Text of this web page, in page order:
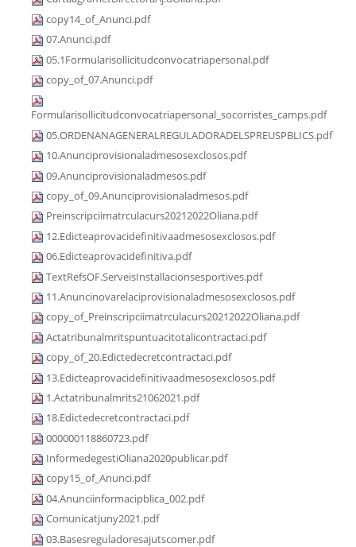
copy14_of_Anunci.pdf
07.Anunci.pdf
05.1Formularisollicitudconvocatriapersonal.pdf
copy_of_07.Anunci.pdf
Formularisollicitudconvocatriapersonal_socorristes_camps.pdf
05.ORDENANAGENERALREGULADORADELSPREUSPBLICS.pdf
10.Anunciprovisionaladmesosexclosos.pdf
09.Anunciprovisionaladmesos.pdf
copy_of_09.Anunciprovisionaladmesos.pdf
Preinscripciimatrculacurs20212022Oliana.pdf
12.Edicteaprovacidefinitivaadmesosexclosos.pdf
06.Edicteaprovacidefinitiva.pdf
TextRefsOF.ServeisInstallacionsesportives.pdf
11.Anuncinovarelaciprovisionaladmesosexclosos.pdf
copy_of_Preinscripciimatrculacurs20212022Oliana.pdf
Actatribunalmritspuntuacitotalicontractaci.pdf
copy_of_20.Edictedecretcontractaci.pdf
13.Edicteaprovacidefinitivaadmesosexclosos.pdf
1.Actatribunalmrits21062021.pdf
18.Edictedecretcontractaci.pdf
000000118860723.pdf
InformedegestiOliana2020publicar.pdf
copy15_of_Anunci.pdf
04.Anunciinformacipblica_002.pdf
Comunicatjuny2021.pdf
03.Basesreguladoresajutscomer.pdf